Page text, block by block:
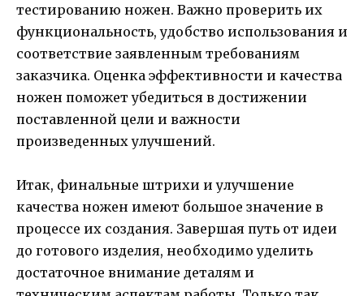
тестированию ножен. Важно проверить их
функциональность, удобство использования и
соответствие заявленным требованиям
заказчика. Оценка эффективности и качества
ножен поможет убедиться в достижении
поставленной цели и важности
произведенных улучшений.
Итак, финальные штрихи и улучшение
качества ножен имеют большое значение в
процессе их создания. Завершая путь от идеи
до готового изделия, необходимо уделить
достаточное внимание деталям и